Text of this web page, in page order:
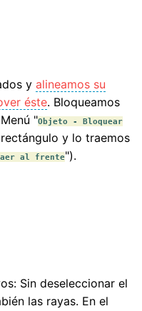
y alineamos su
éste. Bloqueamos
"Objeto - Bloquear
y lo traemos
al frente").
Sin deseleccionar el
las rayas. En el